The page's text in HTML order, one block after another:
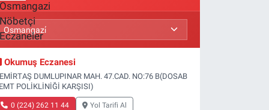
Okumuş Eczanesi
DUMLUPINAR MAH. 47.CAD. NO:76 B(DOSAB
POLİKLİNİĞİ KARŞISI)
0 (224) 262 11 44 Yol Tarifi Al